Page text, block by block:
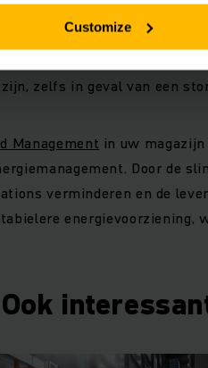
Customize
kunnen naar keuze
een naadloze integratie
zelfs in geval van een
Management in uw
Door de
verminderen en de
energievoorziening,
Ook